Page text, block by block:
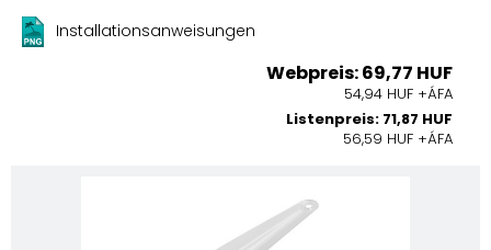
Installationsanweisungen
Webpreis: 69,77 HUF
54,94 HUF +ÁFA
Listenpreis: 71,87 HUF
56,59 HUF +ÁFA